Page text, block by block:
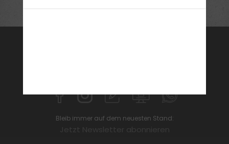
Bleib immer auf dem neuesten Stand: